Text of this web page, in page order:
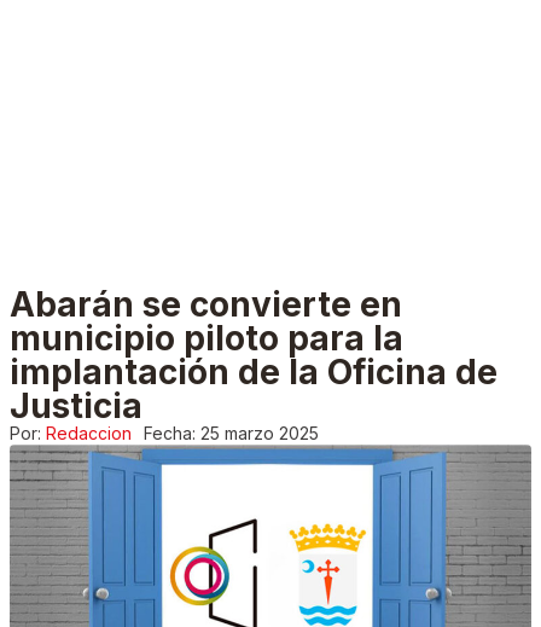
Abarán se convierte en
municipio piloto para la
implantación de la Oficina de
Justicia
Por: Redaccion Fecha: 25 marzo 2025